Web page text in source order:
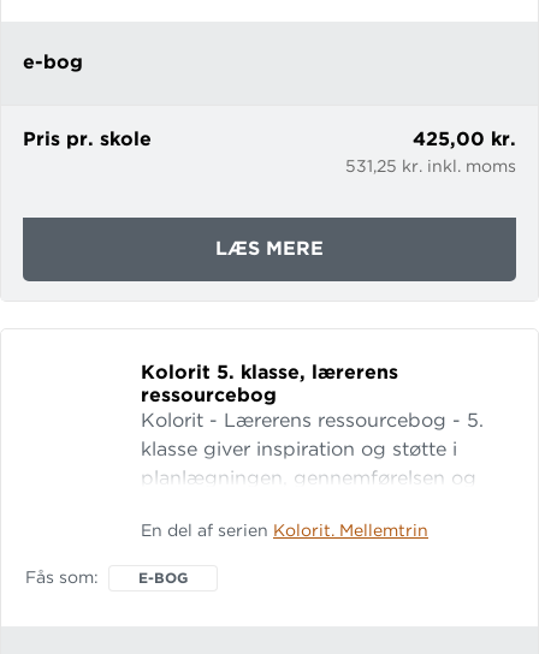
e-bog
Pris pr. skole 425,00 kr.
531,25 kr. inkl. moms
LÆS MERE
USÆDVANLIGE
OPGAVER
Kolorit 5. klasse, lærerens
ressourcebog
Kolorit - Lærerens ressourcebog - 5.
klasse giver inspiration og støtte i
planlægningen, gennemførelsen og
ressourcebogen findes: generel
En del af serien Kolorit. Mellemtrin
Fås som E-BOG